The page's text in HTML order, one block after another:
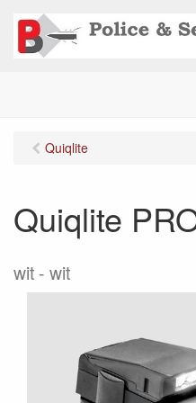
Quiqlite
Quiqlite
wit - wit